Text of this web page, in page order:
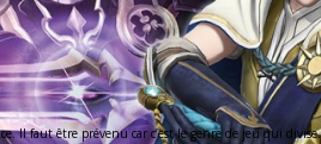
faut être prévenu car c’est le genre de jeu qui